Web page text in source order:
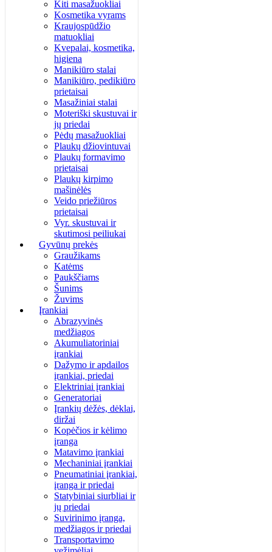
Kiti masažuokliai
Kosmetika vyrams
Kraujospūdžio
matuokliai
Kvepalai, kosmetika,
higiena
Manikiūro stalai
Manikiūro, pedikiūro
prietaisai
Masažiniai stalai
Moteriški skustuvai ir
jų priedai
Pėdų masažuokliai
Plaukų džiovintuvai
Plaukų formavimo
prietaisai
Plaukų kirpimo
mašinėlės
Veido priežiūros
prietaisai
Vyr. skustuvai ir
skutimosi peiliukai
Gyvūnų prekės
Graužikams
Katėms
Paukščiams
Šunims
Žuvims
Įrankiai
Abrazyvinės
medžiagos
Akumuliatoriniai
įrankiai
Dažymo ir apdailos
įrankiai, priedai
Elektriniai įrankiai
Generatoriai
Įrankių dėžės, dėklai,
diržai
Kopėčios ir kėlimo
įranga
Matavimo įrankiai
Mechaniniai įrankiai
Pneumatiniai įrankiai,
įranga ir priedai
Statybiniai siurbliai ir
jų priedai
Suvirinimo įranga,
medžiagos ir priedai
Transportavimo